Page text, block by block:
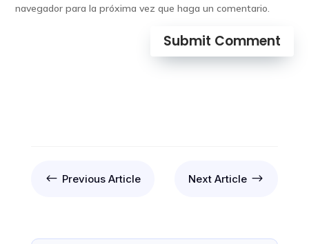
navegador para la próxima vez que haga un comentario.
Submit Comment
# Previous Article Next Article $